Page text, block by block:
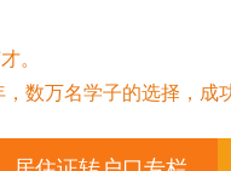
。
数万名学子的选择，成